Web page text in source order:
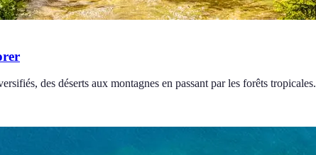
des déserts aux montagnes en passant par les forêts tropicales.